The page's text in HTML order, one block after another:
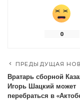
0
ПРЕДЫДУЩАЯ
Вратарь сборной
Игорь Шацкий может
перебраться в